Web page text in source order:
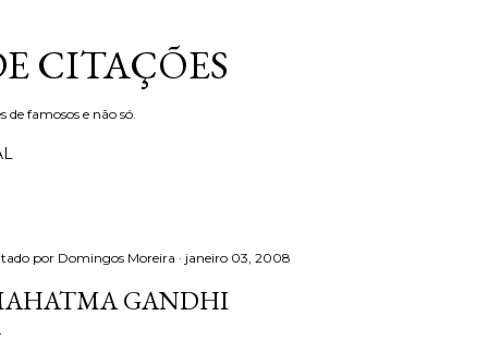
CITAÇÕES
de famosos e não só.
por Domingos Moreira janeiro 03, 2008
GANDHI